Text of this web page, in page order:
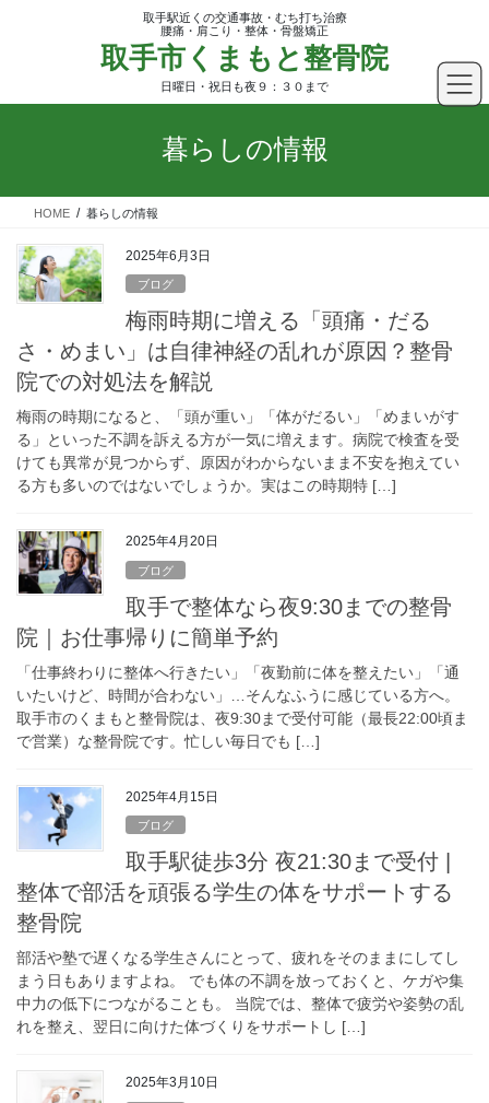
ツ
ッ
シ
移
取手駅近くの交通事故・むち打ち治療
腰痛・肩こり・整体・骨盤矯正
取手市くまもと整骨院
日曜日・祝日も夜９：３０まで
暮らしの情報
HOME 暮らしの情報
2025年6月3日
ブログ
梅雨時期に増える「頭痛・だる
さ・めまい」は自律神経の乱れが原因？整骨
院での対処法を解説
梅雨の時期になると、「頭が重い」「体がだるい」「めまいがす
る」といった不調を訴える方が一気に増えます。病院で検査を受
けても異常が見つからず、原因がわからないまま不安を抱えてい
る方も多いのではないでしょうか。実はこの時期特 […]
2025年4月20日
ブログ
取手で整体なら夜9:30までの整骨
院｜お仕事帰りに簡単予約
「仕事終わりに整体へ行きたい」「夜勤前に体を整えたい」「通
いたいけど、時間が合わない」…そんなふうに感じている方へ。
取手市のくまもと整骨院は、夜9:30まで受付可能（最長22:00頃ま
で営業）な整骨院です。忙しい毎日でも […]
2025年4月15日
ブログ
取手駅徒歩3分 夜21:30まで受付 |
整体で部活を頑張る学生の体をサポートする
整骨院
部活や塾で遅くなる学生さんにとって、疲れをそのままにしてし
まう日もありますよね。 でも体の不調を放っておくと、ケガや集
中力の低下につながることも。 当院では、整体で疲労や姿勢の乱
れを整え、翌日に向けた体づくりをサポートし […]
2025年3月10日